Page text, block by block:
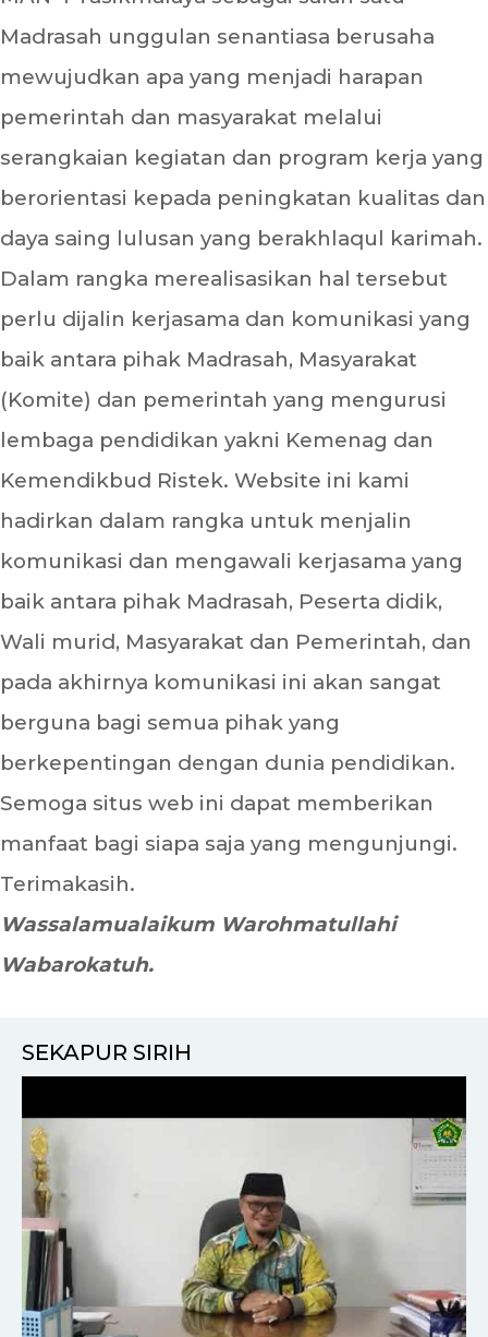
Madrasah unggulan senantiasa berusaha
mewujudkan apa yang menjadi harapan
pemerintah dan masyarakat melalui
serangkaian kegiatan dan program kerja yang
berorientasi kepada peningkatan kualitas dan
daya saing lulusan yang berakhlaqul karimah.
Dalam rangka merealisasikan hal tersebut
perlu dijalin kerjasama dan komunikasi yang
baik antara pihak Madrasah, Masyarakat
(Komite) dan pemerintah yang mengurusi
lembaga pendidikan yakni Kemenag dan
Kemendikbud Ristek. Website ini kami
hadirkan dalam rangka untuk menjalin
komunikasi dan mengawali kerjasama yang
baik antara pihak Madrasah, Peserta didik,
Wali murid, Masyarakat dan Pemerintah, dan
pada akhirnya komunikasi ini akan sangat
berguna bagi semua pihak yang
berkepentingan dengan dunia pendidikan.
Semoga situs web ini dapat memberikan
manfaat bagi siapa saja yang mengunjungi.
Terimakasih.
Wassalamualaikum Warohmatullahi
Wabarokatuh.
SEKAPUR SIRIH